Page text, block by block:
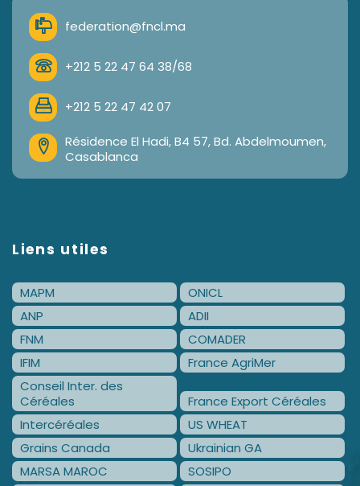
federation@fncl.ma
+212 5 22 47 64 38/68
+212 5 22 47 42 07
Résidence El Hadi, B4 57, Bd. Abdelmoumen,
Casablanca
Liens utiles
MAPM
ONICL
ANP
ADII
FNM
COMADER
IFIM
France AgriMer
Conseil Inter. des
Céréales
France Export Céréales
Intercéréales
US WHEAT
Grains Canada
Ukrainian GA
MARSA MAROC
SOSIPO